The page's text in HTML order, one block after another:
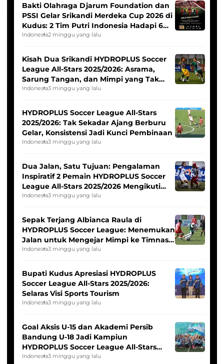
Bakti Olahraga Djarum Foundation dan
PSSI Gelar Srikandi Merdeka Cup 2026 di
Kudus: 2 Tim Putri Indonesia Hadapi 6
Tim Asia
Indonesia2 minggu yang lalu
Kisah Dua Srikandi HYDROPLUS Soccer
League All-Stars 2025/2026: Asrama,
Sarung Tangan, dan Mimpi yang Tak
Pernah Padam
Indonesia3 minggu yang lalu
HYDROPLUS Soccer League All-Stars
2025/2026: Tak Sekadar Ajang Berburu
Gelar, Konsistensi Jadi Kunci Pembinaan
Indonesia3 minggu yang lalu
Dua Jalan, Satu Tujuan: Pengalaman
Inspiratif 2 Pemain HYDROPLUS Soccer
League All-Stars 2025/2026 Mengikuti
Seleksi Timnas Indonesia Putri
Indonesia3 minggu yang lalu
Sepak Terjang Albianca Raula di
HYDROPLUS Soccer League: Menemukan
Jalan untuk Mengejar Mimpi ke Timnas
Indonesia Putri
Indonesia3 minggu yang lalu
Bupati Kudus Apresiasi HYDROPLUS
Soccer League All-Stars 2025/2026:
Selaras Visi Sports Tourism
Indonesia3 minggu yang lalu
Goal Aksis U-15 dan Akademi Persib
Bandung U-18 Jadi Kampiun
HYDROPLUS Soccer League All-Stars
2025/2026
Indonesia3 minggu yang lalu